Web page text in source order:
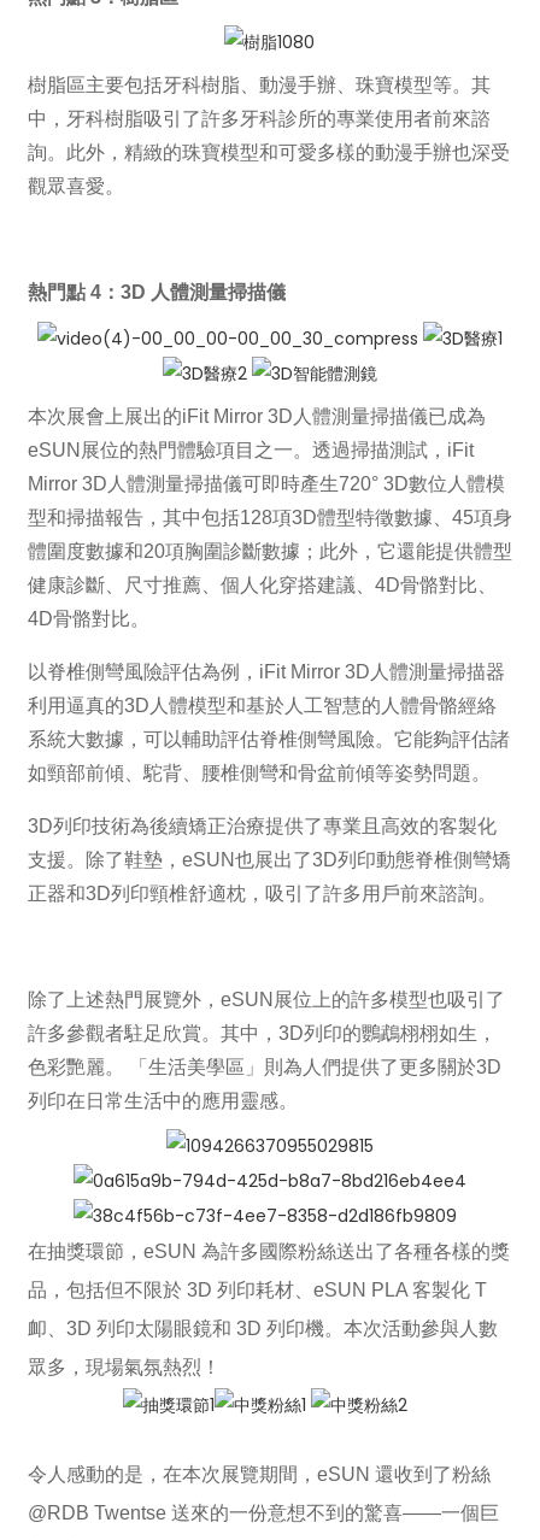
樹脂區主要包括牙科樹脂、動漫手辦、珠寶模型等。其
中，牙科樹脂吸引了許多牙科診所的專業使用者前來諮
詢。此外，精緻的珠寶模型和可愛多樣的動漫手辦也深受
觀眾喜愛。
熱門點 4：3D 人體測量掃描儀
本次展會上展出的iFit Mirror 3D人體測量掃描儀已成為
eSUN展位的熱門體驗項目之一。透過掃描測試，iFit
Mirror 3D人體測量掃描儀可即時產生720° 3D數位人體模
型和掃描報告，其中包括128項3D體型特徵數據、45項身
體圍度數據和20項胸圍診斷數據；此外，它還能提供體型
健康診斷、尺寸推薦、個人化穿搭建議、4D骨骼對比、
4D骨骼對比。
以脊椎側彎風險評估為例，iFit Mirror 3D人體測量掃描器
利用逼真的3D人體模型和基於人工智慧的人體骨骼經絡
系統大數據，可以輔助評估脊椎側彎風險。它能夠評估諸
如頸部前傾、駝背、腰椎側彎和骨盆前傾等姿勢問題。
3D列印技術為後續矯正治療提供了專業且高效的客製化
支援。除了鞋墊，eSUN也展出了3D列印動態脊椎側彎矯
正器和3D列印頸椎舒適枕，吸引了許多用戶前來諮詢。
除了上述熱門展覽外，eSUN展位上的許多模型也吸引了
許多參觀者駐足欣賞。其中，3D列印的鸚鵡栩栩如生，
色彩艷麗。 「生活美學區」則為人們提供了更多關於3D
列印在日常生活中的應用靈感。
在抽獎環節，eSUN 為許多國際粉絲送出了各種各樣的獎
品，包括但不限於 3D 列印耗材、eSUN PLA 客製化 T
卹、3D 列印太陽眼鏡和 3D 列印機。本次活動參與人數
眾多，現場氣氛熱烈！
令人感動的是，在本次展覽期間，eSUN 還收到了粉絲
@RDB Twentse 送來的一份意想不到的驚喜——一個巨